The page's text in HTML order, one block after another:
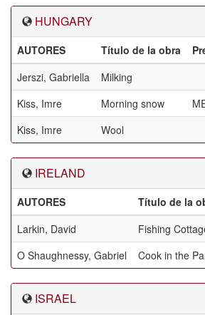
HUNGARY
AUTORES Título de la obra
Jerszi, Gabriella
Milking
Kiss, Imre
Morning snow
Kiss, Imre
Wool
IRELAND
AUTORES Título de la
Larkin, David
Fishing
O Shaughnessy, Gabriel
Cook in the
ISRAEL